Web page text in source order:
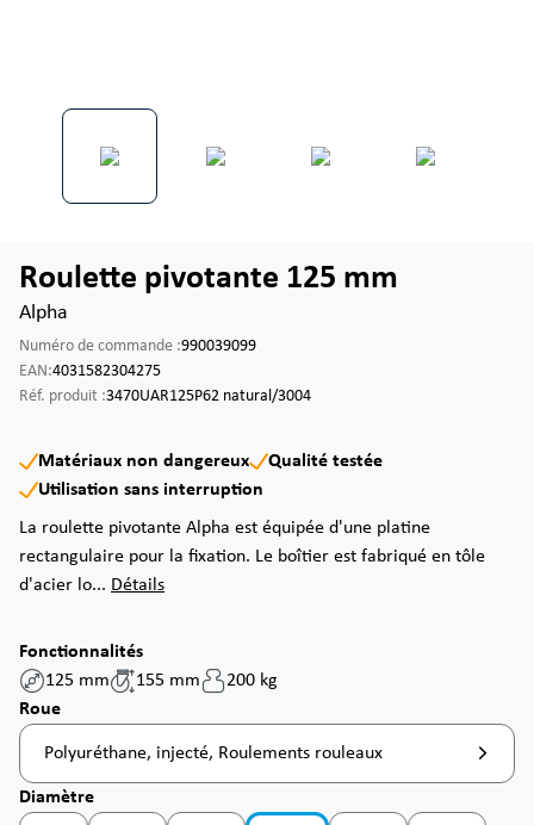
Roulette pivotante 125 mm
Alpha
Numéro de commande :990039099
EAN:4031582304275
Réf. produit :3470UAR125P62 natural/3004
Matériaux non dangereux
Qualité testée
Utilisation sans interruption
La roulette pivotante Alpha est équipée d'une platine
rectangulaire pour la fixation. Le boîtier est fabriqué en tôle
d'acier lo... Détails
Fonctionnalités
125 mm
155 mm
200 kg
Sélectionnez
Roue
Polyuréthane, injecté, Roulements rouleaux
Sélectionnez
Diamètre